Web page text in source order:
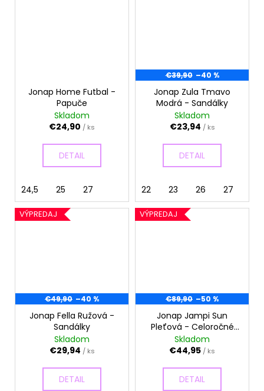
Jonap Home Futbal -
Papuče
Skladom
€24,90 / ks
DETAIL
24,5 25 27
€39,90 –40 %
Jonap Zula Tmavo
Modrá - Sandálky
Skladom
€23,94 / ks
DETAIL
22 23 26 27
VÝPREDAJ
€49,90 –40 %
Jonap Fella Ružová -
Sandálky
Skladom
€29,94 / ks
DETAIL
VÝPREDAJ
€89,90 –50 %
Jonap Jampi Sun
Pleťová - Celoročné
topánky
Skladom
€44,95 / ks
DETAIL